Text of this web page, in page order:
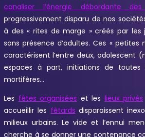
canaliser l’énergie débordante
progressivement disparu de nos
à des « rites de marge » créés par les
sans présence d’adultes. Ces « petites
caractérisent l’entre deux, adolescent
espaces à part, initiations de toutes
mortifères…
Les fêtes organisées et les lieux privés
accueillir les fêtards disparaissent
milieux urbains. Le vide et l’ennui
cherche à se donner une contenance